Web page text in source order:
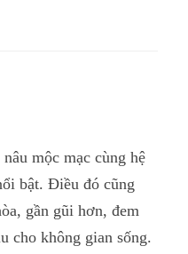
mộc mạc cùng hệ
bật. Điều đó cũng
gần gũi hơn, đem
cho không gian sống.